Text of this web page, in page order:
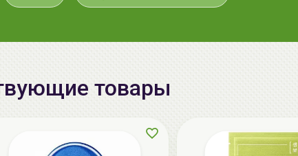
The U Крем с центеллой Keep Calm
32.50 руб.
товары